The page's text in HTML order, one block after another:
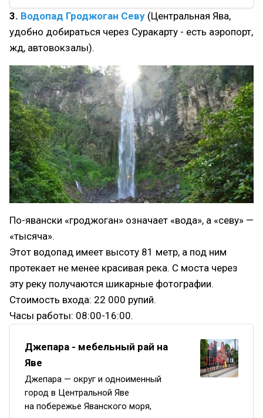
отдыха в горном районе острова,
начиная с колониальных времен…
3. Водопад Гроджоган Севу (Центральная Ява,
удобно добираться через Суракарту - есть аэропорт,
жд, автовокзалы).
По-явански «гроджоган» означает «вода», а «севу» —
«тысяча».
Этот водопад имеет высоту 81 метр, а под ним
протекает не менее красивая река. С моста через
эту реку получаются шикарные фотографии.
Стоимость входа: 22 000 рупий.
Часы работы: 08:00-16:00.
Джепара - мебельный рай на
Яве
Джепара — округ и одноименный
город в Центральной Яве
на побережье Яванского моря,